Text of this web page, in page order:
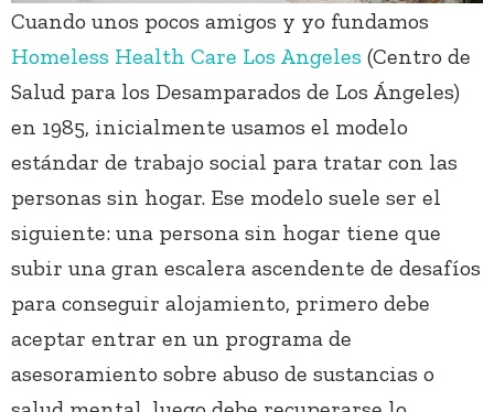
Cuando unos pocos amigos y yo fundamos
Homeless Health Care Los Angeles (Centro de
Salud para los Desamparados de Los Ángeles)
en 1985, inicialmente usamos el modelo
estándar de trabajo social para tratar con las
personas sin hogar. Ese modelo suele ser el
siguiente: una persona sin hogar tiene que
subir una gran escalera ascendente de desafíos
para conseguir alojamiento, primero debe
aceptar entrar en un programa de
asesoramiento sobre abuso de sustancias o